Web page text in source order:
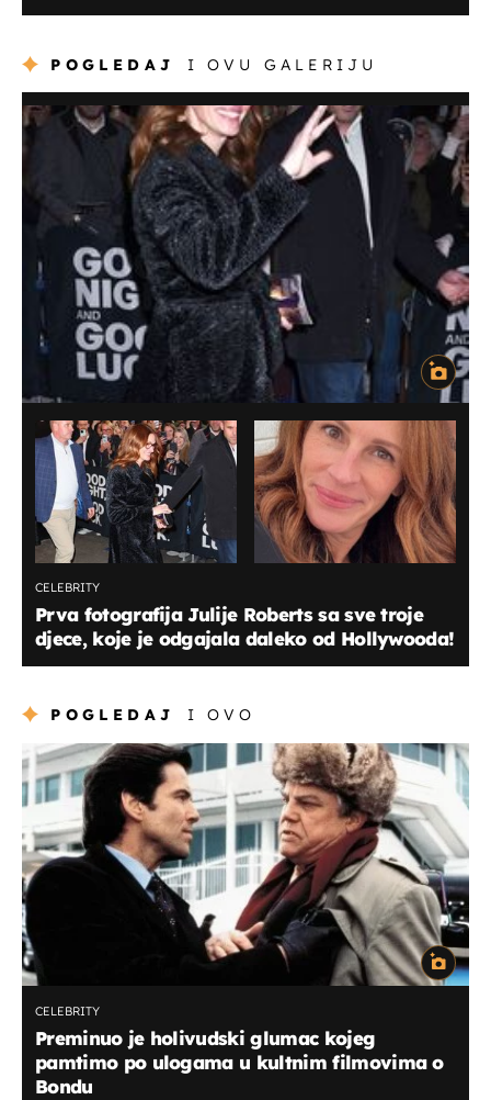
POGLEDAJ I OVU GALERIJU
CELEBRITY
Prva fotografija Julije Roberts sa sve troje
djece, koje je odgajala daleko od Hollywooda!
POGLEDAJ I OVO
CELEBRITY
Preminuo je holivudski glumac kojeg
pamtimo po ulogama u kultnim filmovima o
Bondu